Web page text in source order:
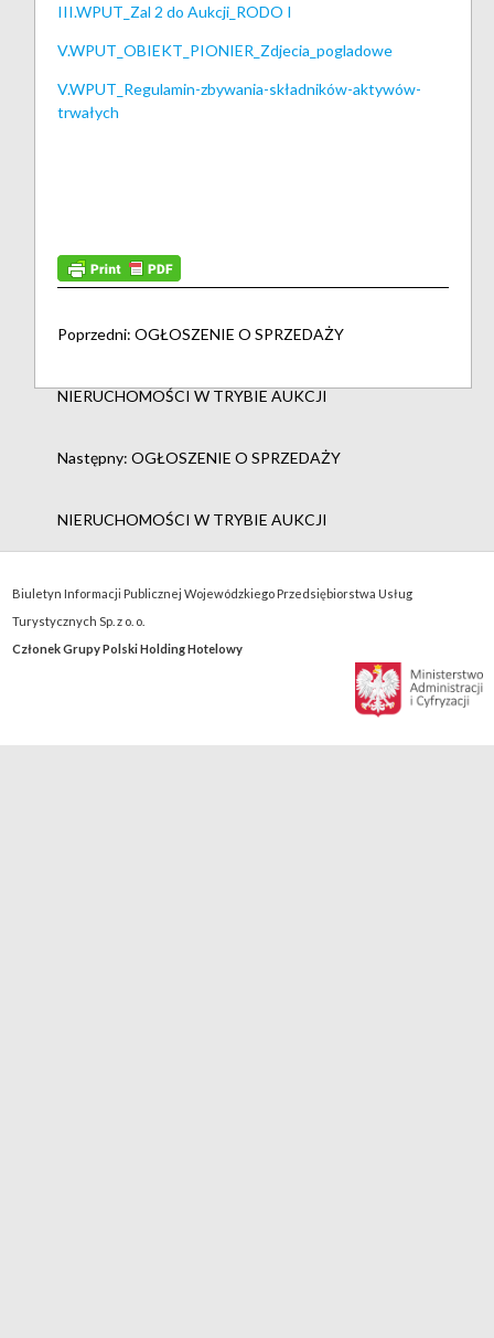
III.WPUT_Zal 2 do Aukcji_RODO I
V.WPUT_OBIEKT_PIONIER_Zdjecia_pogladowe
V.WPUT_Regulamin-zbywania-składników-aktywów-
trwałych
Poprzedni: OGŁOSZENIE O SPRZEDAŻY
NIERUCHOMOŚCI W TRYBIE AUKCJI
Następny: OGŁOSZENIE O SPRZEDAŻY
NIERUCHOMOŚCI W TRYBIE AUKCJI
Biuletyn Informacji Publicznej Wojewódzkiego Przedsiębiorstwa Usług
Turystycznych Sp. z o. o.
Członek Grupy Polski Holding Hotelowy